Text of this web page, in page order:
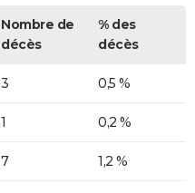
Nombre de
décès
% des
décès
3 0,5 %
1 0,2 %
7 1,2 %